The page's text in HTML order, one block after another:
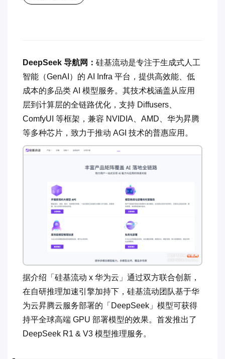
DeepSeek 导航网： 硅基流动是专注于生成式人工
智能（GenAI）的 AI Infra 平台，提供高效能、低
成本的多品类 AI 模型服务。其技术栈涵盖从应用
层到计算层的全链路优化，支持 Diffusers、
ComfyUI 等框架，兼容 NVIDIA、AMD、华为昇腾
等多种芯片，致力于推动 AGI 技术的普惠应用。
据介绍「硅基流动 x 华为云」通过双方联合创新，
在自研推理加速引擎加持下，硅基流动团队基于华
为云昇腾云服务部署的「DeepSeek」模型可获得
持平全球高端 GPU 部署模型的效果。首发推出了
DeepSeek R1 & V3 模型推理服务。